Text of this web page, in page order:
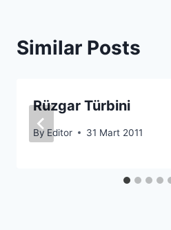
Similar Posts
Rüzgar Türbini
By Editor 31 Mart 2011